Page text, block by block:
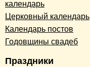
календарь
Церковный календарь
Календарь постов
Годовщины свадеб
Праздники